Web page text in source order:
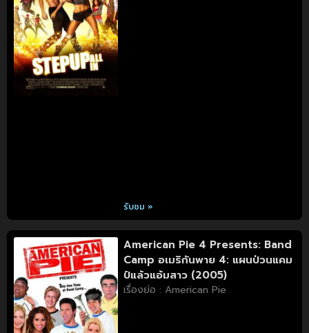
รับชม »
American Pie 4 Presents: Band
Camp อเมริกันพาย 4: แผนป่วนแคม
ป์แล้วแอ้มสาว (2005)
เรื่องย่อ : American Pie